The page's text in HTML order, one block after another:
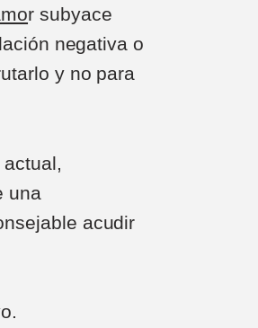
r subyace
negativa o
y no para
una
acudir